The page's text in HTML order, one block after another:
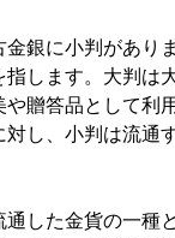
金銀に小判があり
します。大判は
や贈答品として利
対し、小判は流通
通した金貨の一種